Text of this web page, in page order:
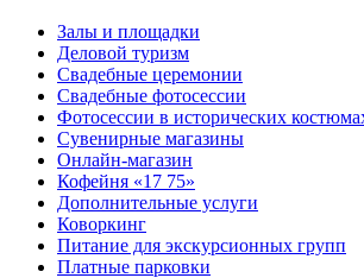
Залы и площадки
Деловой туризм
Свадебные церемонии
Свадебные фотосессии
Фотосессии в исторических
Сувенирные магазины
Онлайн-магазин
Кофейня «17 75»
Дополнительные услуги
Коворкинг
Питание для экскурсионных групп
Платные парковки